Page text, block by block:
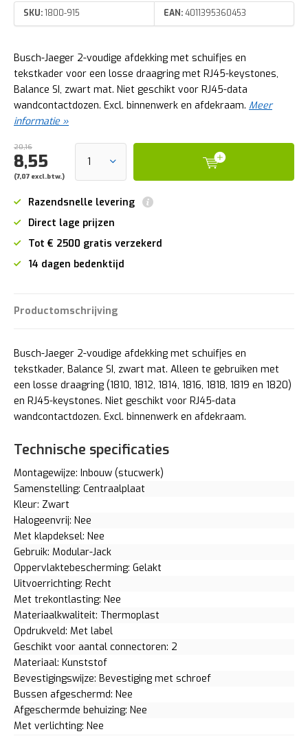
SKU:1800-915 EAN:4011395360453
Busch-Jaeger 2-voudige afdekking met schuifjes en
tekstkader voor een losse draagring met RJ45-keystones,
Balance SI, zwart mat. Niet geschikt voor RJ45-data
wandcontactdozen. Excl. binnenwerk en afdekraam. Meer
informatie »
20,16
8,55
(7,07 excl.btw.)
Razendsnelle levering
Direct lage prijzen
Tot € 2500 gratis verzekerd
14 dagen bedenktijd
Productomschrijving
Busch-Jaeger 2-voudige afdekking met schuifjes en
tekstkader, Balance SI, zwart mat. Alleen te gebruiken met
een losse draagring (1810, 1812, 1814, 1816, 1818, 1819 en 1820)
en RJ45-keystones. Niet geschikt voor RJ45-data
wandcontactdozen. Excl. binnenwerk en afdekraam.
Technische specificaties
Montagewijze: Inbouw (stucwerk)
Samenstelling: Centraalplaat
Kleur: Zwart
Halogeenvrij: Nee
Met klapdeksel: Nee
Gebruik: Modular-Jack
Oppervlaktebescherming: Gelakt
Uitvoerrichting: Recht
Met trekontlasting: Nee
Materiaalkwaliteit: Thermoplast
Opdrukveld: Met label
Geschikt voor aantal connectoren: 2
Materiaal: Kunststof
Bevestigingswijze: Bevestiging met schroef
Bussen afgeschermd: Nee
Afgeschermde behuizing: Nee
Met verlichting: Nee